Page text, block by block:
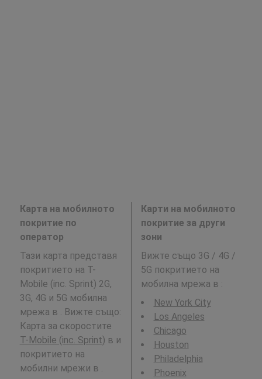
Карта на мобилното
покритие по
оператор
Тази карта представя
покритието на T-
Mobile (inc. Sprint) 2G,
3G, 4G и 5G мобилна
мрежа в . Вижте също:
Карта за скоростите
T-Mobile (inc. Sprint) в и
покритието на
мобилни мрежи в .
Карти на мобилното
покритие за други
зони
Вижте също 3G / 4G /
5G покритието на
мобилна мрежа в :
New York City
Los Angeles
Chicago
Houston
Philadelphia
Phoenix